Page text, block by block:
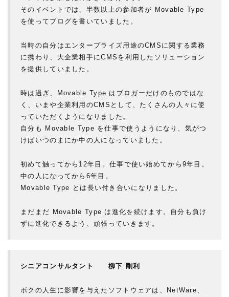
そのイベントでは、半数以上の参加者が Movable Type
を使ってブログを書いていました。
当時の自分はエンタープライズ用途のCMSに関する業務
に携わり、大企業相手にCMSを利用したソリューション
を提供していました。
時は過ぎ、Movable Type はブロガーだけのものではな
く、いまや企業利用のCMSとして、たくさんの人々に使
っていただくようになりました。
自分も Movable Type を仕事で使うようになり、気がつ
けばいつのまにか中の人になっていました。
初めて触ってから12年目。仕事で使い始めてから9年目。
中の人になってから6年目。
Movable Type とは長い付き合いになりました。
まだまだ Movable Type は進化を続けます。自分も負け
ずに進化できるよう、頑張っていきます。
シニアコンサルタント 柳下 剛利
ボクの人生に影響を与えたソフトウェアは、NetWare、